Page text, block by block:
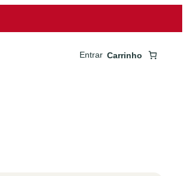
Entrar Carrinho